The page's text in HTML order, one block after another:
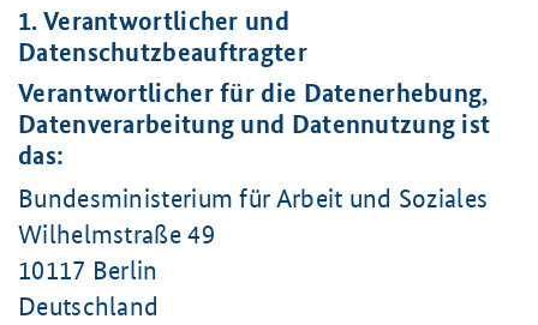
1. Verantwortlicher und
Datenschutzbeauftragter
Verantwortlicher für die Datenerhebung,
Datenverarbeitung und Datennutzung ist
das:
Bundesministerium für Arbeit und Soziales
Wilhelmstraße 49
10117 Berlin
Deutschland